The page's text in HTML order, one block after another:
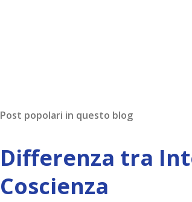
Post popolari in questo blog
Differenza tra
Coscienza